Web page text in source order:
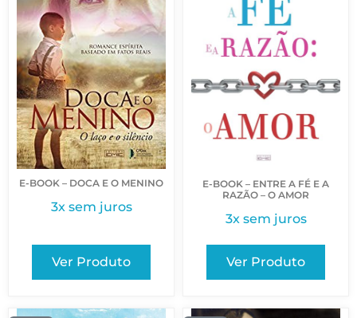
E-BOOK – DOCA E O MENINO
3x sem juros
Ver Produto
E-BOOK – ENTRE A FÉ E A
RAZÃO – O AMOR
3x sem juros
Ver Produto